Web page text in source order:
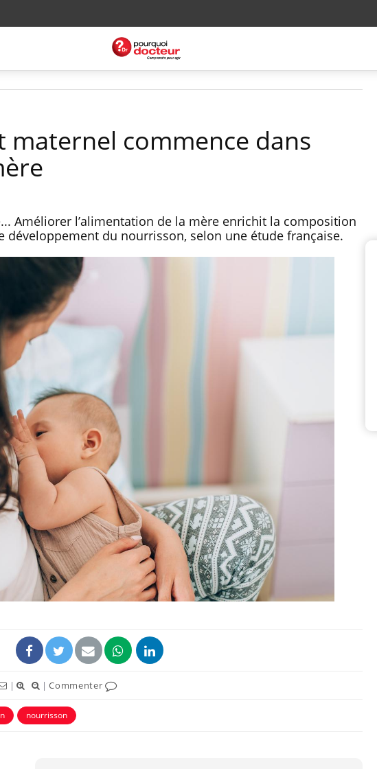
maternel commence dans
Améliorer l’alimentation de la mère enrichit la composition
développement du nourrisson, selon une étude française.
| |Commenter
nourrisson
Grossesse à risque : ce jus
naturel attire l'attention
des chercheurs